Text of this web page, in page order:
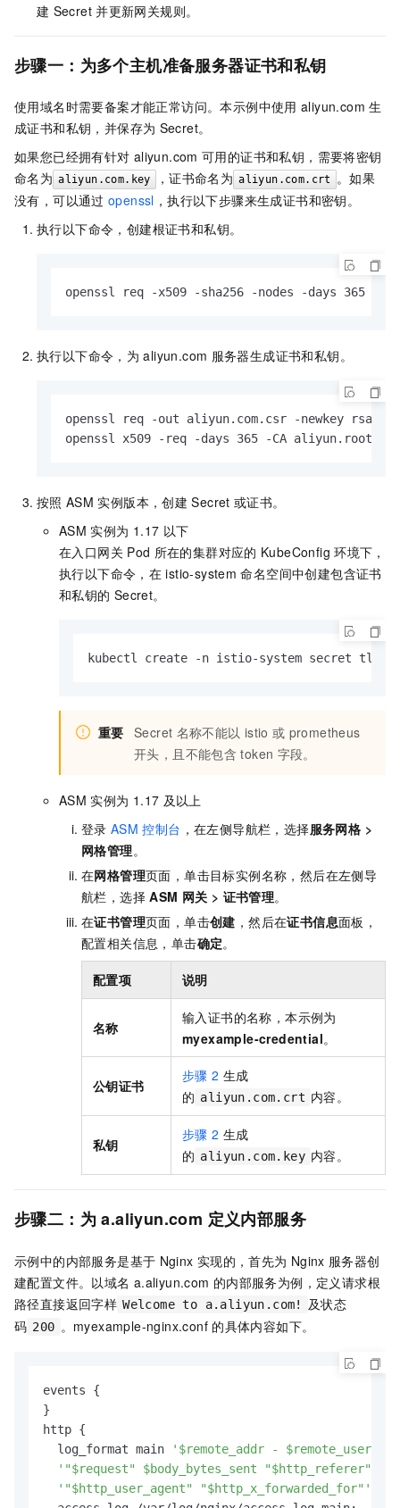
建 Secret 并更新网关规则。
步骤一：为多个主机准备服务器证书和私钥
使用域名时需要备案才能正常访问。本示例中使用 aliyun.com 生
成证书和私钥，并保存为 Secret。
如果您已经拥有针对 aliyun.com 可用的证书和私钥，需要将密钥
命名为 aliyun.com.key ，证书命名为 aliyun.com.crt
。如果
没有，可以通过 openssl ，执行以下步骤来生成证书和密钥。
执行以下命令，创建根证书和私钥。
openssl req -x509 -sha256 -nodes -days 365 -
执行以下命令，为 aliyun.com 服务器生成证书和私钥。
openssl req -out aliyun.com.csr -newkey
openssl x509 -req -days 365 -CA
按照 ASM 实例版本，创建 Secret 或证书。
ASM 实例为 1.17 以下
在入口网关 Pod 所在的集群对应的 KubeConfig 环境下，
执行以下命令，在 istio-system 命名空间中创建包含证书
和私钥的 Secret。
kubectl create -n istio-system secret tls
重要 Secret 名称不能以 istio 或 prometheus
开头，且不能包含 token 字段。
ASM 实例为 1.17 及以上
登录 ASM 控制台 ，在左侧导航栏，选择服务网格 >
网格管理。
在网格管理页面，单击目标实例名称，然后在左侧导
航栏，选择 ASM 网关 > 证书管理。
在证书管理页面，单击创建 ，然后在证书信息面板，
配置相关信息，单击确定。
配置项 说明
名称
输入证书的名称，本示例为
myexample-credential。
公钥证书
步骤 2 生成
的 aliyun.com.crt 内容。
私钥
步骤 2 生成
的 aliyun.com.key 内容。
步骤二：为 a.aliyun.com 定义内部服务
示例中的内部服务是基于 Nginx 实现的，首先为 Nginx 服务器创
建配置文件。以域名 a.aliyun.com 的内部服务为例，定义请求根
路径直接返回字样 Welcome to a.aliyun.com!
及状态
码 200 。 myexample-nginx.conf 的具体内容如下。
events {
}
http {
  log_format main
'$remote_addr - $remote_user
'"$request" $body_bytes_sent "$http_referer" '
'"$http_user_agent" "$http_x_forwarded_for"'